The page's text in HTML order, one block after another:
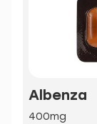
Albenza
400mg